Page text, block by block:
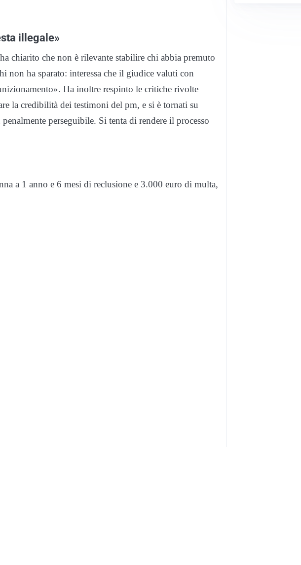
illegale»
chiarito che non è rilevante stabilire chi abbia premuto
non ha sparato: interessa che il giudice valuti con
Ha inoltre respinto le critiche rivolte
la credibilità dei testimoni del pm, e si è tornati su
perseguibile. Si tenta di rendere il processo
a 1 anno e 6 mesi di reclusione e 3.000 euro di multa,